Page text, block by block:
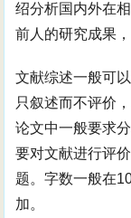
绍分析国内外在
前人的研究成果
文献综述一般可
只叙述而不评价
论文中一般要求
要对文献进行评
题。字数一般在
加。